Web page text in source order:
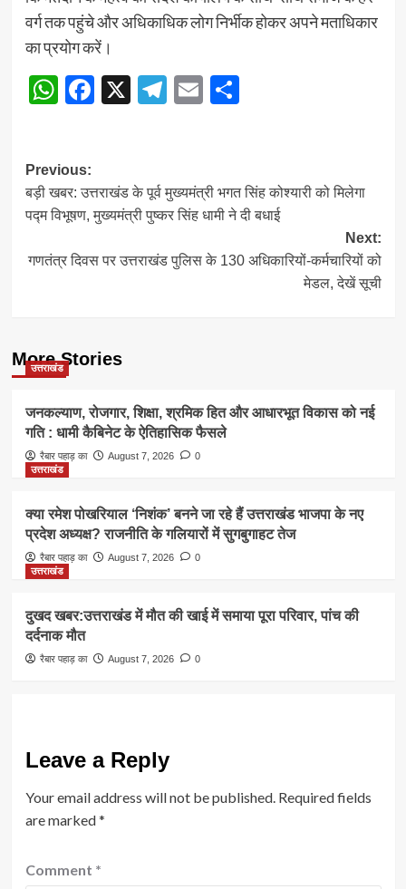
वर्ग तक पहुंचे और अधिकाधिक लोग निर्भीक होकर अपने मताधिकार
का प्रयोग करें।
WhatsApp
Facebook
X Telegram
EmailShare
Post
navigation
Previous:
बड़ी खबर: उत्तराखंड के पूर्व मुख्यमंत्री भगत सिंह कोश्यारी को मिलेगा
पद्म विभूषण, मुख्यमंत्री पुष्कर सिंह धामी ने दी बधाई
Next:
गणतंत्र दिवस पर उत्तराखंड पुलिस के 130 अधिकारियों-कर्मचारियों को
मेडल, देखें सूची
More Stories
उत्तराखंड
जनकल्याण, रोजगार, शिक्षा, श्रमिक हित और आधारभूत विकास को नई
गति : धामी कैबिनेट के ऐतिहासिक फैसले
रैबार पहाड़ का August 7, 2026
0
उत्तराखंड
क्या रमेश पोखरियाल ‘निशंक’ बनने जा रहे हैं उत्तराखंड भाजपा के नए
प्रदेश अध्यक्ष? राजनीति के गलियारों में सुगबुगाहट तेज
रैबार पहाड़ का August 7, 2026
0
उत्तराखंड
दुखद खबर:उत्तराखंड में मौत की खाई में समाया पूरा परिवार, पांच की
दर्दनाक मौत
रैबार पहाड़ का August 7, 2026 0
Leave a Reply
Your email address will not be published. Required fields
are marked*
Comment *